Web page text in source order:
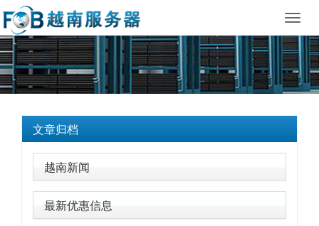
文章归档
越南新闻
最新优惠信息